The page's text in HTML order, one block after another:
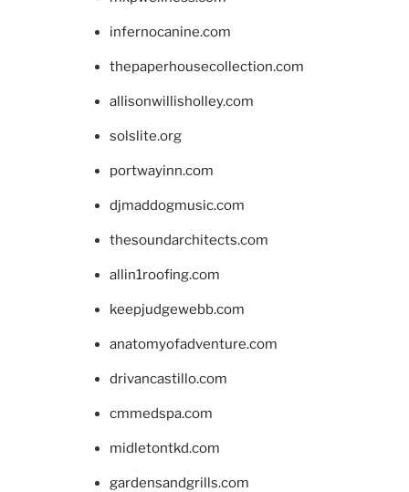
infernocanine.com
thepaperhousecollection.com
allisonwillisholley.com
solslite.org
portwayinn.com
djmaddogmusic.com
thesoundarchitects.com
allin1roofing.com
keepjudgewebb.com
anatomyofadventure.com
drivancastillo.com
cmmedspa.com
midletontkd.com
gardensandgrills.com